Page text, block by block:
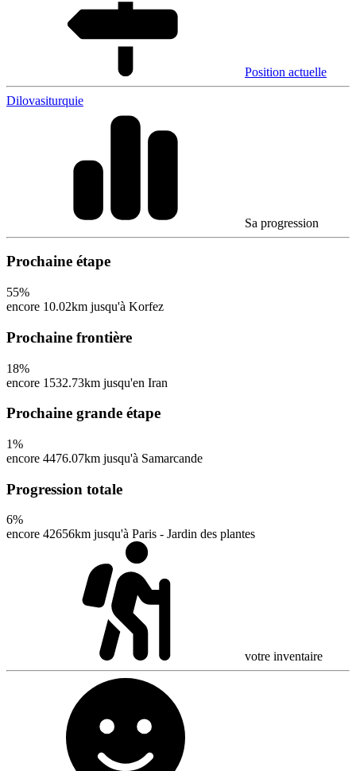
Position actuelle
Dilovasiturquie
Sa progression
Prochaine étape
55%
encore 10.02km jusqu'à Korfez
Prochaine frontière
18%
encore 1532.73km jusqu'en Iran
Prochaine grande étape
1%
encore 4476.07km jusqu'à Samarcande
Progression totale
6%
encore 42656km jusqu'à Paris - Jardin des plantes
votre inventaire